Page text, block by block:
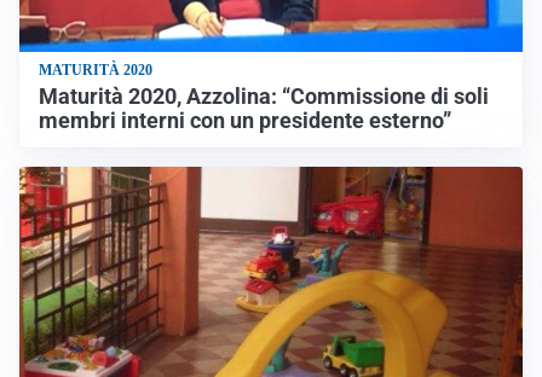
MATURITÀ 2020
Maturità 2020, Azzolina: “Commissione di soli
membri interni con un presidente esterno”